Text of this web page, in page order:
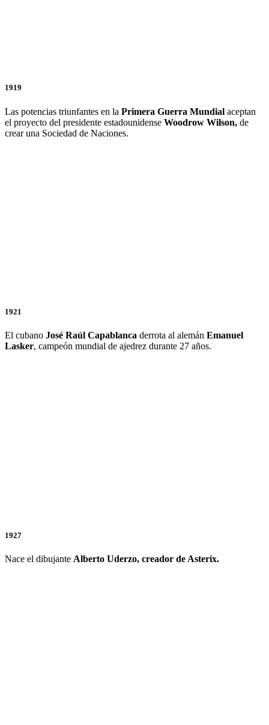
1919
Las potencias triunfantes en la Primera Guerra Mundial aceptan
el proyecto del presidente estadounidense Woodrow Wilson, de
crear una Sociedad de Naciones.
1921
El cubano José Raúl Capablanca derrota al alemán Emanuel
Lasker, campeón mundial de ajedrez durante 27 años.
1927
Nace el dibujante Alberto Uderzo, creador de Asterix.